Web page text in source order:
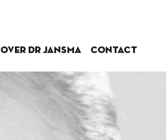
Over dr Jansma Contact